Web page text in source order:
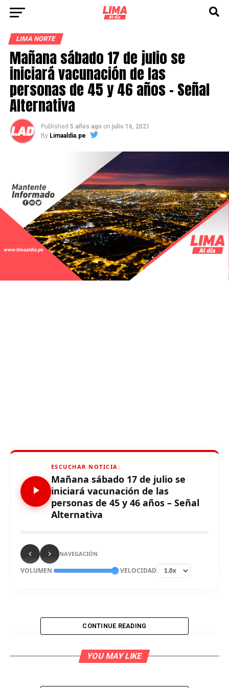
LIMA NORTE
Mañana sábado 17 de julio se
iniciará vacunación de las
personas de 45 y 46 años – Señal
Alternativa
Published 5 años ago on julio 16, 2021
By Limaaldia.pe
ESCUCHAR NOTICIA:
Mañana sábado 17 de julio se
iniciará vacunación de las
personas de 45 y 46 años – Señal
Alternativa
NAVEGACIÓN
VOLUMEN VELOCIDAD
Jornada de Vacunatón será desde las 07:00 horas de este
CONTINUE READING
YOU MAY LIKE